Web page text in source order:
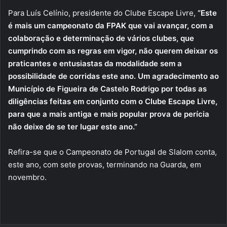
Para Luís Celínio, presidente do Clube Escape Livre, “Este
é mais um campeonato da FPAK que vai avançar, com a
colaboração e determinação de vários clubes, que
cumprindo com as regras em vigor, não querem deixar os
praticantes e entusiastas da modalidade sem a
possibilidade de corridas este ano. Um agradecimento ao
Município de Figueira de Castelo Rodrigo por todas as
diligências feitas em conjunto com o Clube Escape Livre,
para que a mais antiga e mais popular prova de perícia
não deixe de se ter lugar este ano.”
Refira-se que o Campeonato de Portugal de Slalom conta,
este ano, com sete provas, terminando na Guarda, em
novembro.